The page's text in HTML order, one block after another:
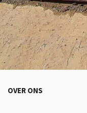
OVER ONS